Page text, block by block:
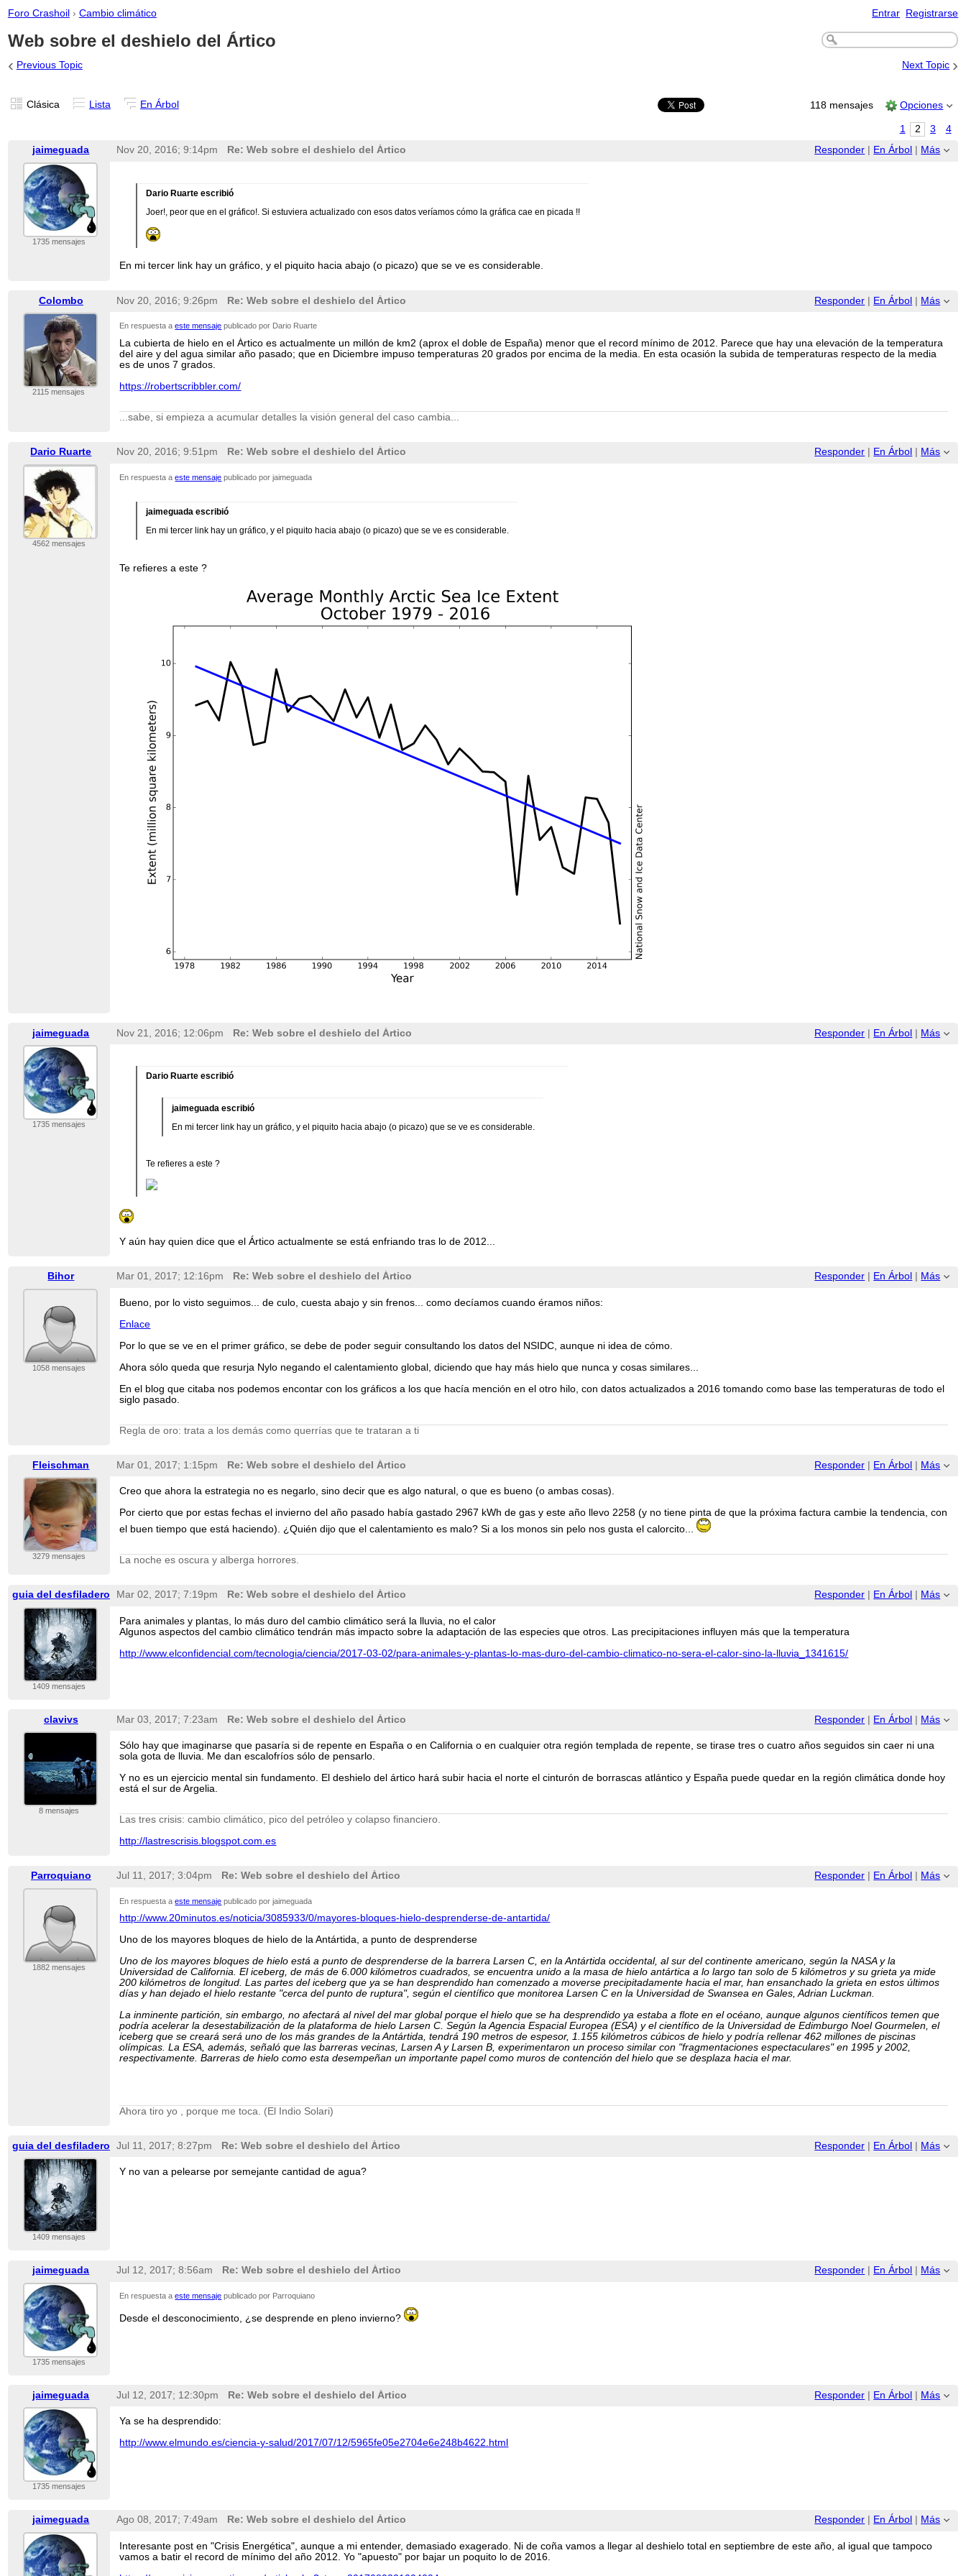
Foro Crashoil › Cambio climático Entrar Registrarse
Web sobre el deshielo del Ártico
‹ Previous Topic Next Topic ›
Clásica Lista En Árbol 118 mensajes Opciones
1 2 3
4
jaimeguada
Responder En Árbol Más
Nov 20, 2016; 9:14pm Re: Web sobre el deshielo del Ártico
1735 mensajes
Dario Ruarte escribió
Joer!, peor que en el gráfico!. Si estuviera actualizado con esos datos veríamos cómo la gráfica cae en picada !!
En mi tercer link hay un gráfico, y el piquito hacia abajo (o picazo) que se ve es considerable.
Colombo Responder En Árbol Más
Nov 20, 2016; 9:26pm Re: Web sobre el deshielo del Ártico
2115 mensajes
En respuesta aeste mensaje publicado por Dario Ruarte
La cubierta de hielo en el Ártico es actualmente un millón de km2 (aprox el doble de España) menor que el record mínimo de 2012. Parece que hay una elevación de la temperatura
del aire y del agua similar año pasado; que en Diciembre impuso temperaturas 20 grados por encima de la media. En esta ocasión la subida de temperaturas respecto de la media
es de unos 7 grados.
https://robertscribbler.com/
...sabe, si empieza a acumular detalles la visión general del caso cambia...
Dario Ruarte Responder En Árbol Más
Nov 20, 2016; 9:51pm Re: Web sobre el deshielo del Ártico
4562 mensajes
En respuesta aeste mensaje publicado por jaimeguada
jaimeguada escribió
En mi tercer link hay un gráfico, y el piquito hacia abajo (o picazo) que se ve es considerable.
Te refieres a este ?
jaimeguada Responder En Árbol Más
Nov 21, 2016; 12:06pm Re: Web sobre el deshielo del Ártico
1735 mensajes
Dario Ruarte escribió
jaimeguada escribió
En mi tercer link hay un gráfico, y el piquito hacia abajo (o picazo) que se ve es considerable.
Te refieres a este ?
Y aún hay quien dice que el Ártico actualmente se está enfriando tras lo de 2012...
Bihor Responder En Árbol Más
Mar 01, 2017; 12:16pm Re: Web sobre el deshielo del Ártico
1058 mensajes
Bueno, por lo visto seguimos... de culo, cuesta abajo y sin frenos... como decíamos cuando éramos niños:
Enlace
Por lo que se ve en el primer gráfico, se debe de poder seguir consultando los datos del NSIDC, aunque ni idea de cómo.
Ahora sólo queda que resurja Nylo negando el calentamiento global, diciendo que hay más hielo que nunca y cosas similares...
En el blog que citaba nos podemos encontar con los gráficos a los que hacía mención en el otro hilo, con datos actualizados a 2016 tomando como base las temperaturas de todo el
siglo pasado.
Regla de oro: trata a los demás como querrías que te trataran a ti
Fleischman Responder En Árbol Más
Mar 01, 2017; 1:15pm Re: Web sobre el deshielo del Ártico
3279 mensajes
Creo que ahora la estrategia no es negarlo, sino decir que es algo natural, o que es bueno (o ambas cosas).
Por cierto que por estas fechas el invierno del año pasado había gastado 2967 kWh de gas y este año llevo 2258 (y no tiene pinta de que la próxima factura cambie la tendencia, con
el buen tiempo que está haciendo). ¿Quién dijo que el calentamiento es malo? Si a los monos sin pelo nos gusta el calorcito...
La noche es oscura y alberga horrores.
guia del desfiladero Responder En Árbol Más
Mar 02, 2017; 7:19pm Re: Web sobre el deshielo del Ártico
1409 mensajes
Para animales y plantas, lo más duro del cambio climático será la lluvia, no el calor
Algunos aspectos del cambio climático tendrán más impacto sobre la adaptación de las especies que otros. Las precipitaciones influyen más que la temperatura
http://www.elconfidencial.com/tecnologia/ciencia/2017-03-02/para-animales-y-plantas-lo-mas-duro-del-cambio-climatico-no-sera-el-calor-sino-la-lluvia_1341615/
clavivs Responder En Árbol Más
Mar 03, 2017; 7:23am Re: Web sobre el deshielo del Ártico
8 mensajes
Sólo hay que imaginarse que pasaría si de repente en España o en California o en cualquier otra región templada de repente, se tirase tres o cuatro años seguidos sin caer ni una
sola gota de lluvia. Me dan escalofríos sólo de pensarlo.
Y no es un ejercicio mental sin fundamento. El deshielo del ártico hará subir hacia el norte el cinturón de borrascas atlántico y España puede quedar en la región climática donde hoy
está el sur de Argelia.
Las tres crisis: cambio climático, pico del petróleo y colapso financiero.
http://lastrescrisis.blogspot.com.es
Parroquiano Responder En Árbol Más
Jul 11, 2017; 3:04pm Re: Web sobre el deshielo del Ártico
1882 mensajes
En respuesta aeste mensaje publicado por jaimeguada
http://www.20minutos.es/noticia/3085933/0/mayores-bloques-hielo-desprenderse-de-antartida/
Uno de los mayores bloques de hielo de la Antártida, a punto de desprenderse
Uno de los mayores bloques de hielo está a punto de desprenderse de la barrera Larsen C, en la Antártida occidental, al sur del continente americano, según la NASA y la
Universidad de California. El iceberg, de más de 6.000 kilómetros cuadrados, se encuentra unido a la masa de hielo antártica a lo largo tan solo de 5 kilómetros y su grieta ya mide
200 kilómetros de longitud. Las partes del iceberg que ya se han desprendido han comenzado a moverse precipitadamente hacia el mar, han ensanchado la grieta en estos últimos
días y han dejado el hielo restante "cerca del punto de ruptura", según el científico que monitorea Larsen C en la Universidad de Swansea en Gales, Adrian Luckman.
La inminente partición, sin embargo, no afectará al nivel del mar global porque el hielo que se ha desprendido ya estaba a flote en el océano, aunque algunos científicos temen que
podría acelerar la desestabilización de la plataforma de hielo Larsen C. Según la Agencia Espacial Europea (ESA) y el científico de la Universidad de Edimburgo Noel Gourmelen, el
iceberg que se creará será uno de los más grandes de la Antártida, tendrá 190 metros de espesor, 1.155 kilómetros cúbicos de hielo y podría rellenar 462 millones de piscinas
olímpicas. La ESA, además, señaló que las barreras vecinas, Larsen A y Larsen B, experimentaron un proceso similar con "fragmentaciones espectaculares" en 1995 y 2002,
respectivamente. Barreras de hielo como esta desempeñan un importante papel como muros de contención del hielo que se desplaza hacia el mar.
Ahora tiro yo , porque me toca. (El Indio Solari)
guia del desfiladero Responder En Árbol Más
Jul 11, 2017; 8:27pm Re: Web sobre el deshielo del Ártico
1409 mensajes
Y no van a pelearse por semejante cantidad de agua?
jaimeguada Responder En Árbol Más
Jul 12, 2017; 8:56am Re: Web sobre el deshielo del Ártico
1735 mensajes
En respuesta aeste mensaje publicado por Parroquiano
Desde el desconocimiento, ¿se desprende en pleno invierno?
jaimeguada Responder En Árbol Más
Jul 12, 2017; 12:30pm Re: Web sobre el deshielo del Ártico
1735 mensajes
Ya se ha desprendido:
http://www.elmundo.es/ciencia-y-salud/2017/07/12/5965fe05e2704e6e248b4622.html
jaimeguada Responder En Árbol Más
Ago 08, 2017; 7:49am Re: Web sobre el deshielo del Ártico
Interesante post en "Crisis Energética", aunque a mi entender, demasiado exagerado. Ni de coña vamos a llegar al deshielo total en septiembre de este año, al igual que tampoco
vamos a batir el record de mínimo del año 2012. Yo "apuesto" por bajar un poquito lo de 2016.